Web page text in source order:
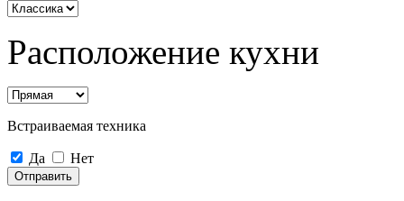
Расположение кухни
Встраиваемая техника
Да Нет
Отправить